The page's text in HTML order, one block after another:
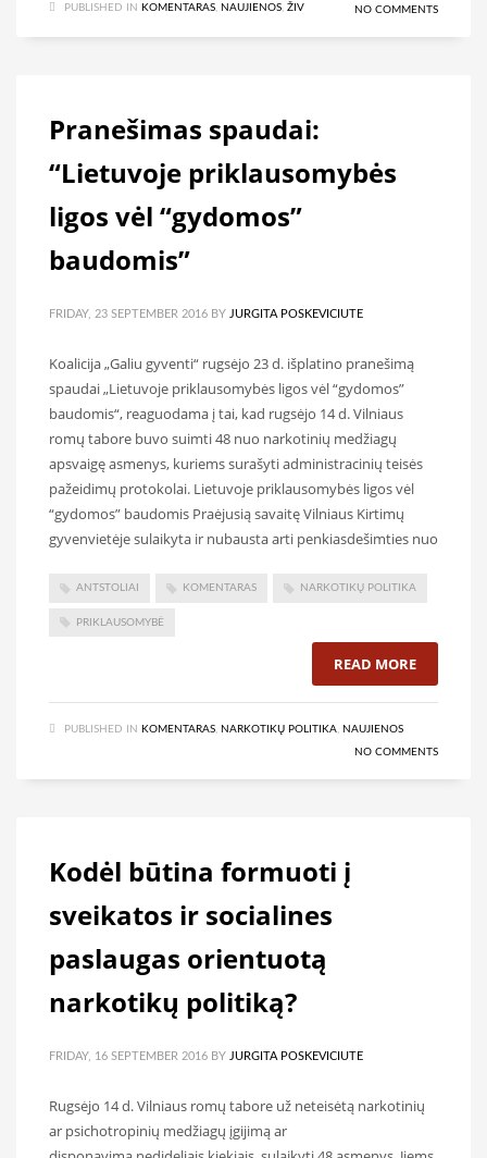
PUBLISHED IN KOMENTARAS, NAUJIENOS, ŽIV NO COMMENTS
Pranešimas spaudai:
“Lietuvoje priklausomybės
ligos vėl “gydomos”
baudomis”
FRIDAY, 23 SEPTEMBER 2016 BY JURGITA POSKEVICIUTE
Koalicija „Galiu gyventi“ rugsėjo 23 d. išplatino pranešimą
spaudai „Lietuvoje priklausomybės ligos vėl “gydomos”
baudomis“, reaguodama į tai, kad rugsėjo 14 d. Vilniaus
romų tabore buvo suimti 48 nuo narkotinių medžiagų
apsvaigę asmenys, kuriems surašyti administracinių teisės
pažeidimų protokolai. Lietuvoje priklausomybės ligos vėl
“gydomos” baudomis Praėjusią savaitę Vilniaus Kirtimų
gyvenvietėje sulaikyta ir nubausta arti penkiasdešimties nuo
ANTSTOLIAI KOMENTARAS NARKOTIKŲ POLITIKA
PRIKLAUSOMYBĖ
READ MORE
PUBLISHED IN KOMENTARAS, NARKOTIKŲ POLITIKA, NAUJIENOS
NO COMMENTS
Kodėl būtina formuoti į
sveikatos ir socialines
paslaugas orientuotą
narkotikų politiką?
FRIDAY, 16 SEPTEMBER 2016 BY JURGITA POSKEVICIUTE
Rugsėjo 14 d. Vilniaus romų tabore už neteisėtą narkotinių
ar psichotropinių medžiagų įgijimą ar